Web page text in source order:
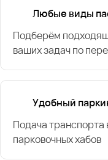
Любые виды
Подберём
ваших задач по
Удобный
Подача транспорта
парковочных хабов